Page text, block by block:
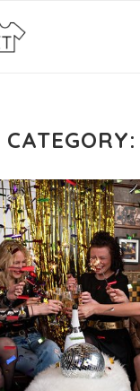
CATEGORY: